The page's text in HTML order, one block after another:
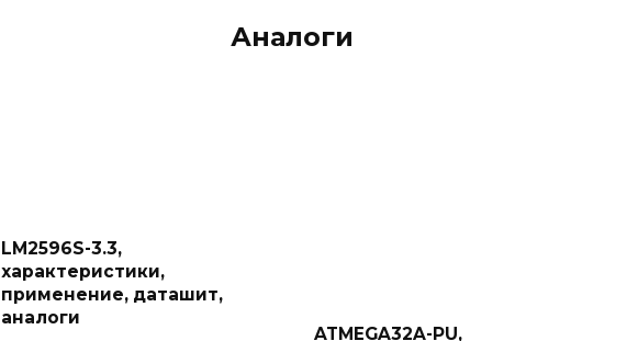
Аналоги
LM2596S-3.3,
характеристики,
применение, даташит,
аналоги
ATMEGA32A-PU,